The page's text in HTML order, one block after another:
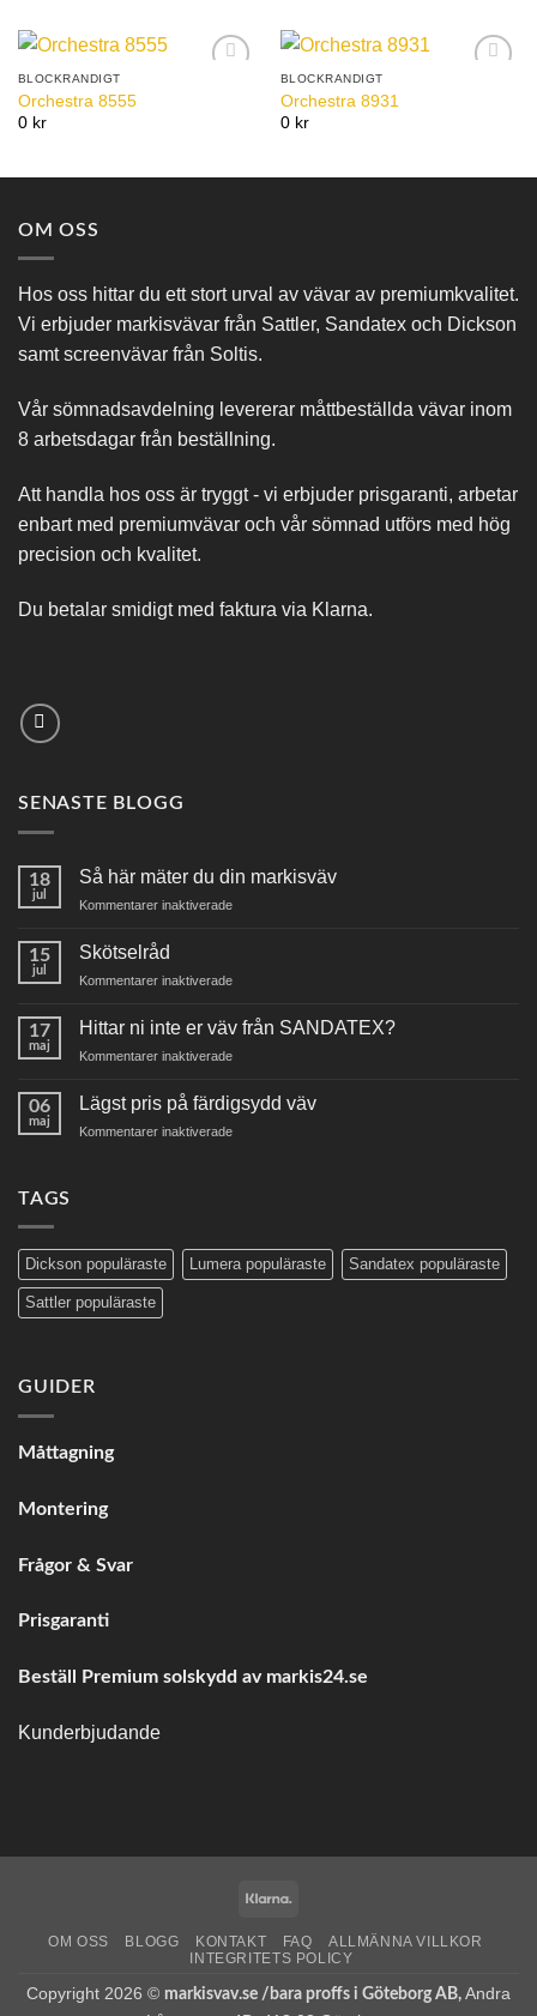
BLOCKRANDIGT
Orchestra 8555
0 kr
BLOCKRANDIGT
Orchestra 8931
0 kr
OM OSS
Hos oss hittar du ett stort urval av vävar av premiumkvalitet.
Vi erbjuder markisvävar från Sattler, Sandatex och Dickson
samt screenvävar från Soltis.
Vår sömnadsavdelning levererar måttbeställda vävar inom
8 arbetsdagar från beställning.
Att handla hos oss är tryggt - vi erbjuder prisgaranti, arbetar
enbart med premiumvävar och vår sömnad utförs med hög
precision och kvalitet.
Du betalar smidigt med faktura via Klarna.
SENASTE BLOGG
18
jul
Så här mäter du din markisväv
Kommentarer inaktiveradeför
du
markisväv
15
jul
Skötselråd
Kommentarer inaktiveradeför
17
maj
Hittar ni inte er väv från SANDATEX?
Kommentarer inaktiveradeför
inte
er
06
maj
Lägst pris på färdigsydd väv
Kommentarer inaktiveradeför
TAGS
Dickson populäraste Lumera populäraste Sandatex populäraste
Sattler populäraste
GUIDER
Måttagning
Montering
Frågor & Svar
Prisgaranti
Beställ Premium solskydd av markis24.se
Kunderbjudande
OM OSS BLOGG KONTAKT FAQ
ALLMÄNNA VILLKOR
INTEGRITETS POLICY
Copyright 2026 © markisvav.se /bara proffs i Göteborg AB, Andra